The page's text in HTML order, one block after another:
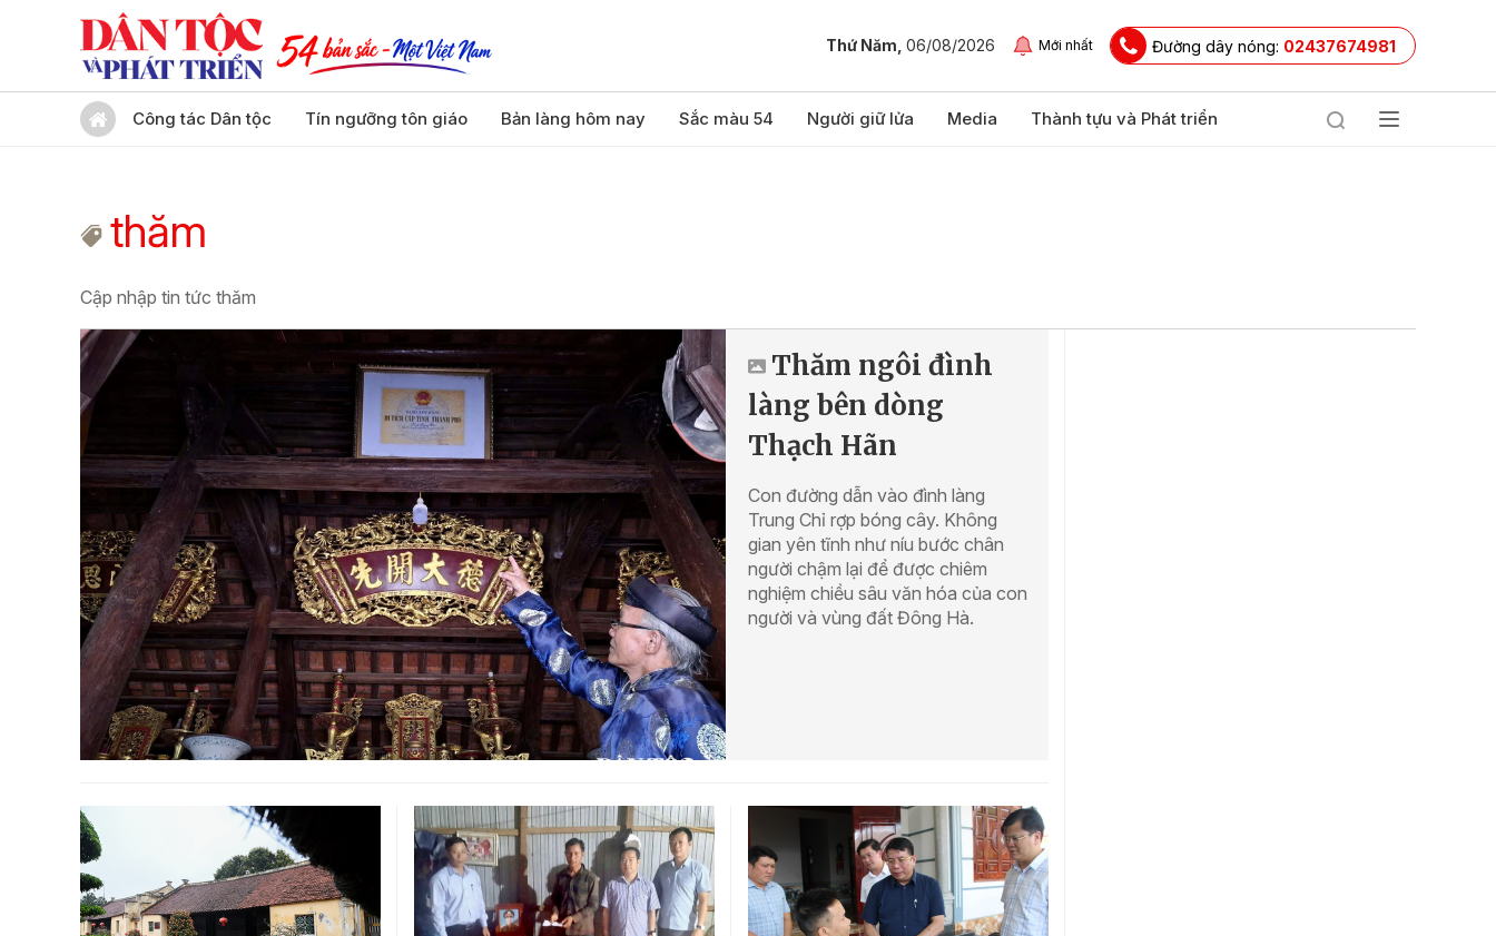
Thứ Năm, 06/08/2026 Mới nhất Đường dây nóng: 02437674981
Công tác Dân tộc Tín ngưỡng tôn giáo Bản làng hôm nay Sắc màu 54 Người giữ lửa Media Thành tựu và Phát triển
thăm
Cập nhập tin tức thăm
Thăm ngôi đình
làng bên dòng
Thạch Hãn
Con đường dẫn vào đình làng
Trung Chỉ rợp bóng cây. Không
gian yên tĩnh như níu bước chân
người chậm lại để được chiêm
nghiệm chiều sâu văn hóa của con
người và vùng đất Đông Hà.